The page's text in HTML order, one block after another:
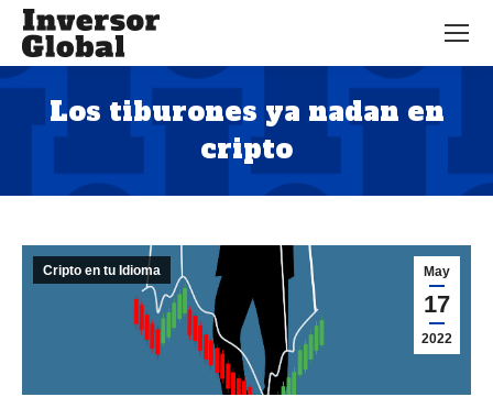
Los tiburones ya nadan en
cripto
Estás aquí:
May
17
2022
Cripto en tu Idioma